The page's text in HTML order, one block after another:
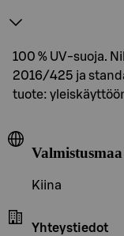
100 % UV-suoja.
2016/425 ja
tuote:
Valmistusmaa
Kiina
Yhteystiedot